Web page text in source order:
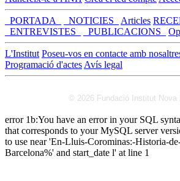
_PORTADA_ _NOTICIES_ Articles
_ENTREVISTES_
_PUBLICACIONS_
L'Institut Poseu-vos en contacte amb
Programació d'actes Avís legal
© 2026 Fundació Institut Nova
error 1b:You have an error in your SQL
that corresponds to your MySQL server
to use near 'En-Lluis-Corominas:-Historia-
Barcelona%' and start_date l' at line 1